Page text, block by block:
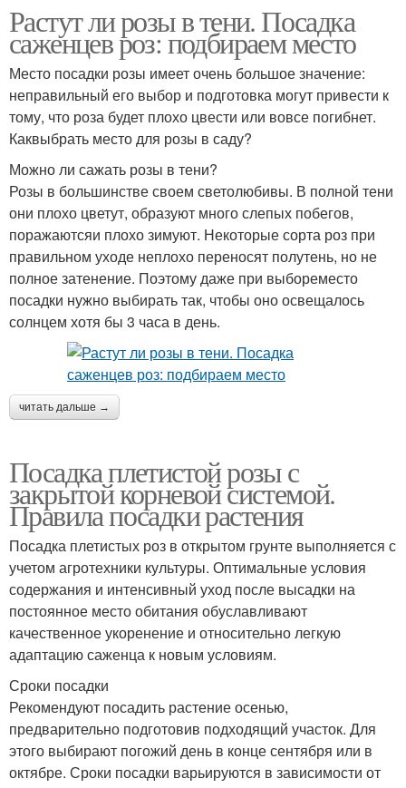
Растут ли розы в тени. Посадка
саженцев роз: подбираем место
Место посадки розы имеет очень большое значение:
неправильный его выбор и подготовка могут привести к
тому, что роза будет плохо цвести или вовсе погибнет.
Каквыбрать место для розы в саду?
Можно ли сажать розы в тени?
Розы в большинстве своем светолюбивы. В полной тени
они плохо цветут, образуют много слепых побегов,
поражаютсяи плохо зимуют. Некоторые сорта роз при
правильном уходе неплохо переносят полутень, но не
полное затенение. Поэтому даже при выбореместо
посадки нужно выбирать так, чтобы оно освещалось
солнцем хотя бы 3 часа в день.
читать дальше →
Посадка плетистой розы с
закрытой корневой системой.
Правила посадки растения
Посадка плетистых роз в открытом грунте выполняется с
учетом агротехники культуры. Оптимальные условия
содержания и интенсивный уход после высадки на
постоянное место обитания обуславливают
качественное укоренение и относительно легкую
адаптацию саженца к новым условиям.
Сроки посадки
Рекомендуют посадить растение осенью,
предварительно подготовив подходящий участок. Для
этого выбирают погожий день в конце сентября или в
октябре. Сроки посадки варьируются в зависимости от